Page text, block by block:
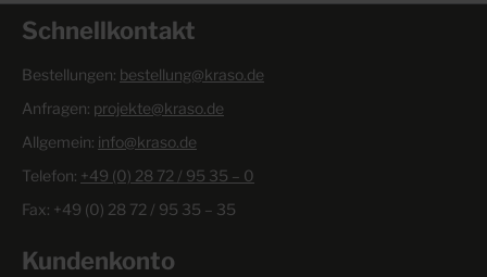
Schnellkontakt
Bestellungen: bestellung@kraso.de
Anfragen: projekte@kraso.de
Allgemein: info@kraso.de
Telefon: +49 (0) 28 72 / 95 35 – 0
Fax: +49 (0) 28 72 / 95 35 – 35
Kundenkonto